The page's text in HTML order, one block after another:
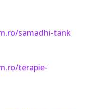
samadhi-tank
terapie-